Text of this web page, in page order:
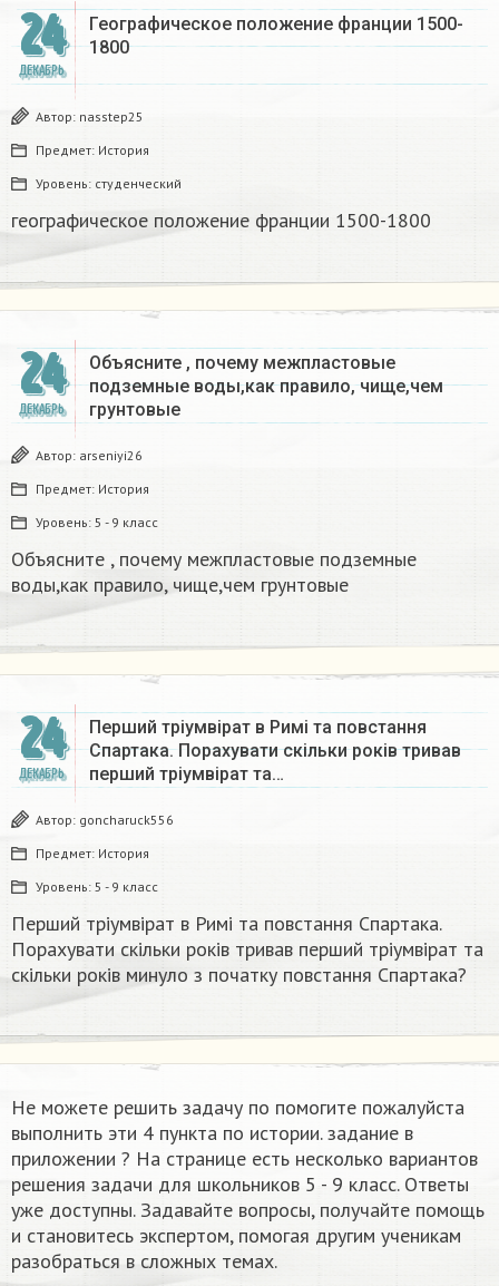
24
ДЕКАБРЬ
Географическое положение франции 1500-
1800​
Автор: nasstep25
Предмет: История
Уровень: студенческий
географическое положение франции 1500-1800​
24
ДЕКАБРЬ
Объясните , почему межпластовые
подземные воды,как правило, чище,чем
грунтовые​
Автор: arseniyi26
Предмет: История
Уровень: 5 - 9 класс
Объясните , почему межпластовые подземные
воды,как правило, чище,чем грунтовые​
24
ДЕКАБРЬ
Перший тріумвірат в Римі та повстання
Спартака. Порахувати скільки років тривав
перший тріумвірат та…
Автор: goncharuck556
Предмет: История
Уровень: 5 - 9 класс
Перший тріумвірат в Римі та повстання Спартака.
Порахувати скільки років тривав перший тріумвірат та
скільки років минуло з початку повстання Спартака?
Не можете решить задачу по помогите пожалуйста
выполнить эти 4 пункта по истории. задание в
приложении ​? На странице есть несколько вариантов
решения задачи для школьников 5 - 9 класс. Ответы
уже доступны. Задавайте вопросы, получайте помощь
и становитесь экспертом, помогая другим ученикам
разобраться в сложных темах.